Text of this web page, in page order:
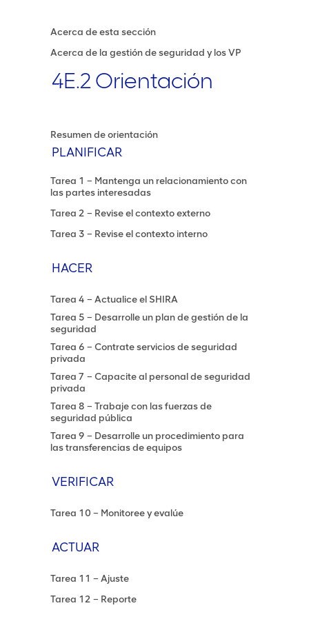
Acerca de esta sección
Acerca de la gestión de seguridad y los VP
4E.2 Orientación
Resumen de orientación
PLANIFICAR
Tarea 1 – Mantenga un relacionamiento con
las partes interesadas
Tarea 2 – Revise el contexto externo
Tarea 3 – Revise el contexto interno
HACER
Tarea 4 – Actualice el SHIRA
Tarea 5 – Desarrolle un plan de gestión de la
seguridad
Tarea 6 – Contrate servicios de seguridad
privada
Tarea 7 – Capacite al personal de seguridad
privada
Tarea 8 – Trabaje con las fuerzas de
seguridad pública
Tarea 9 – Desarrolle un procedimiento para
las transferencias de equipos
VERIFICAR
Tarea 10 – Monitoree y evalúe
ACTUAR
Tarea 11 – Ajuste
Tarea 12 – Reporte